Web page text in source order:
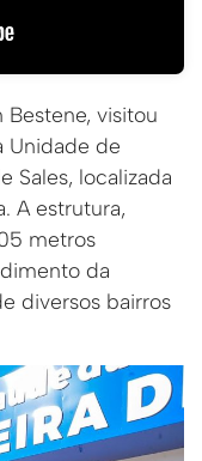
Bestene, visitou
Unidade de
Sales, localizada
A estrutura,
metros
da
diversos bairros